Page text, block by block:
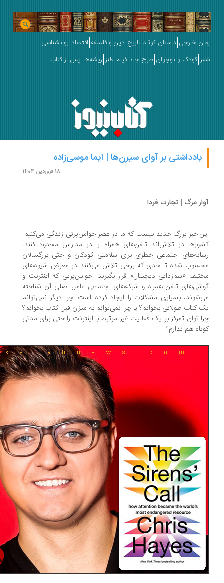
خارجی داستان کوتاه تاریخ دین و فلسفه اقتصاد روانشناسی
کودک و نوجوان طرح جلد فیلم طنز ریشه‌ها پس از کتاب
یادداشتی بر آوای سیرن‌ها | ایما موسی‌زاده
مرگ | تجارت فردا
خبر بزرگ جدید نیست که ما در عصر حواس‌پرتی زندگی می‌کنیم.
در تلاش‌اند تلفن‌های همراه را در مدارس محدود کنند،
اجتماعی خطری برای سلامتی کودکان و حتی بزرگسالان
شده تا حدی که برخی تلاش می‌کنند در معرض شیوه‌های
«سم‌زدایی دیجیتال» قرار بگیرند. حواس‌پرتی که اینترنت و
تلفن همراه و شبکه‌های اجتماعی عامل اصلی آن شناخته
بسیاری مشکلات را ایجاد کرده است: چرا دیگر نمی‌توانم
کتاب طولانی بخوانم؟ یا چرا نمی‌توانم به میزان قبل کتاب بخوانم؟
توان تمرکز بر یک فعالیت غیر مرتبط با اینترنت را حتی برای مدتی
هم ندارم؟